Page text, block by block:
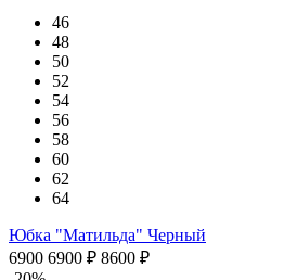
46
48
50
52
54
56
58
60
62
64
Юбка "Матильда" Черный
6900 6900 ₽ 8600 ₽